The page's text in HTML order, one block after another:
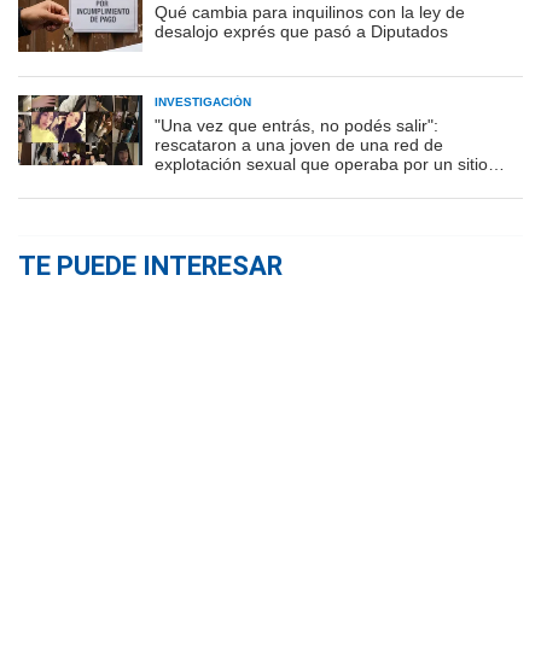
Qué cambia para inquilinos con la ley de
desalojo exprés que pasó a Diputados
INVESTIGACIÓN
"Una vez que entrás, no podés salir":
rescataron a una joven de una red de
explotación sexual que operaba por un sitio
TE PUEDE INTERESAR